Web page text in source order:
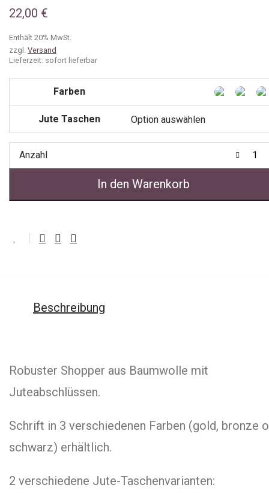
22,00 €
Enthält 20% MwSt.
zzgl. Versand
Lieferzeit: sofort lieferbar
Farben
Jute Taschen
Anzahl
In den Warenkorb
Beschreibung
Robuster Shopper aus Baumwolle mit
Juteabschlüssen.
Schrift in 3 verschiedenen Farben (gold, bronze
schwarz) erhältlich.
2 verschiedene Jute-Taschenvarianten: